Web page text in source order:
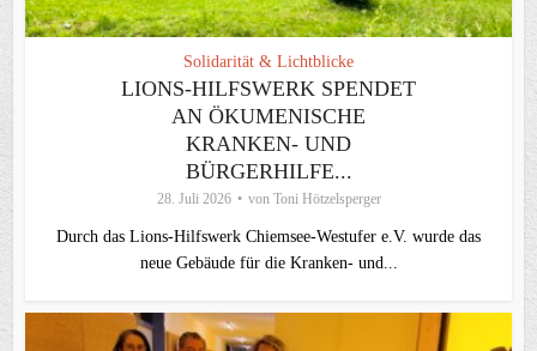
Solidarität & Lichtblicke
LIONS-HILFSWERK SPENDET
AN ÖKUMENISCHE
KRANKEN- UND
BÜRGERHILFE...
28. Juli 2026 von Toni Hötzelsperger
Durch das Lions-Hilfswerk Chiemsee-Westufer e.V. wurde das
neue Gebäude für die Kranken- und...